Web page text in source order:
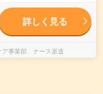
詳しく見る
ア事業部 ナース派遣